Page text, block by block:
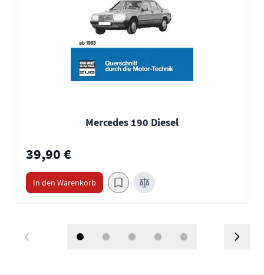
Mercedes 190 Diesel
39,90 €
In den Warenkorb